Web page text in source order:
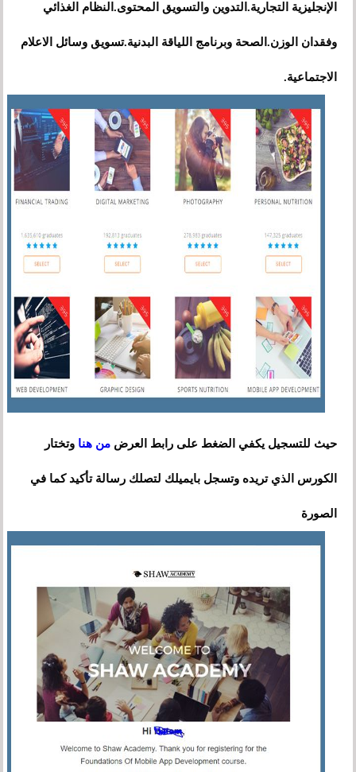
الإنجليزية التجارية.التدوين والتسويق المحتوى.النظام الغذائي
وفقدان الوزن.الصحة وبرنامج اللياقة البدنية.تسويق وسائل الاعلام
الاجتماعية.
حيث للتسجيل يكفي الضغط على رابط العرضمن هناوتختار
الكورس الذي تريده وتسجل بايميلك لتصلك رسالة تأكيد كما في
الصورة